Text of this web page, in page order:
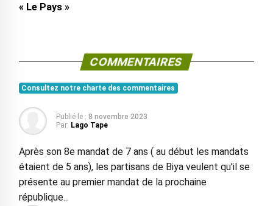
« Le Pays »
COMMENTAIRES
Consultez notre charte des commentaires
Publié le : 8 novembre 2023
Par: Lago Tape
Après son 8e mandat de 7 ans ( au début les mandats
étaient de 5 ans), les partisans de Biya veulent qu'il se
présente au premier mandat de la prochaine
république...